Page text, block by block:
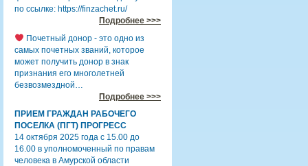
по ссылке: https://finzachet.ru/
Подробнее >>>
Почетный донор - это одно из
самых почетных званий, которое
может получить донор в знак
признания его многолетней
безвозмездной…
Подробнее >>>
ПРИЕМ ГРАЖДАН РАБОЧЕГО
ПОСЕЛКА (ПГТ) ПРОГРЕСС
14 октября 2025 года с 15.00 до
16.00 в уполномоченный по правам
человека в Амурской области